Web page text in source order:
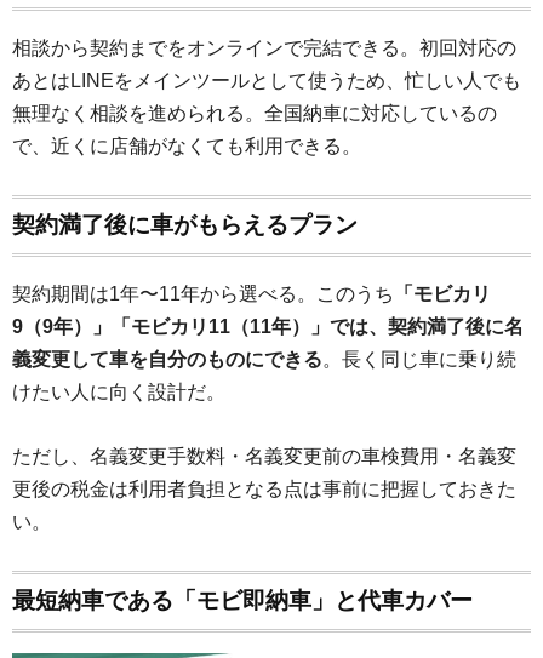
相談から契約までをオンラインで完結できる。初回対応の
あとはLINEをメインツールとして使うため、忙しい人でも
無理なく相談を進められる。全国納車に対応しているの
で、近くに店舗がなくても利用できる。
契約満了後に車がもらえるプラン
契約期間は1年〜11年から選べる。このうち
「モビカリ
9（9年）」「モビカリ11（11年）」では、契約満了後に名
義変更して車を自分のものにできる。長く同じ車に乗り続
けたい人に向く設計だ。
ただし、名義変更手数料・名義変更前の車検費用・名義変
更後の税金は利用者負担となる点は事前に把握しておきた
い。
最短納車である「モビ即納車」と代車カバー